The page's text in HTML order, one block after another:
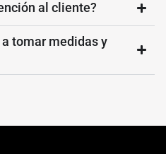
al cliente?
tomar medidas y